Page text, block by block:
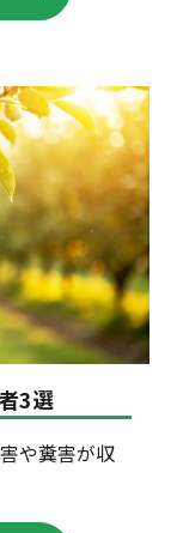
3選
や糞害が収